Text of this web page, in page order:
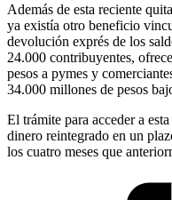
Además de esta reciente
ya existía otro beneficio
devolución exprés de los
24.000 contribuyentes,
pesos a pymes y
34.000 millones de pesos
El trámite para acceder a
dinero reintegrado en un
los cuatro meses que